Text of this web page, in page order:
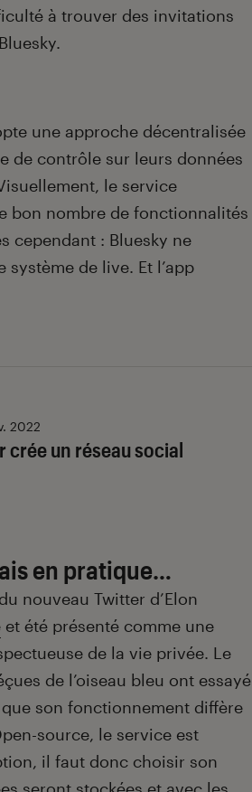
à trouver des invitations
une approche décentralisée
de contrôle sur leurs données
le service
bon nombre de fonctionnalités
cependant : Bluesky ne
de live. Et l’app
crée un réseau social
2022
en pratique…
nouveau Twitter d’Elon
et été présenté comme une
de la vie privée. Le
de l’oiseau bleu ont essayé
son fonctionnement diffère
source, le service est
il faut donc choisir son